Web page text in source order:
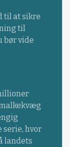
til at sikre
til
bør vide
serie, hvor
landets